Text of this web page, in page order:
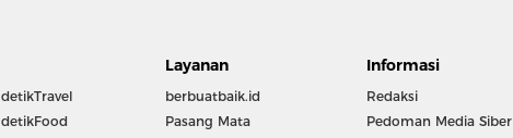
detikTravel
detikFood
Layanan
berbuatbaik.id
Pasang Mata
Informasi
Redaksi
Pedoman Media Siber